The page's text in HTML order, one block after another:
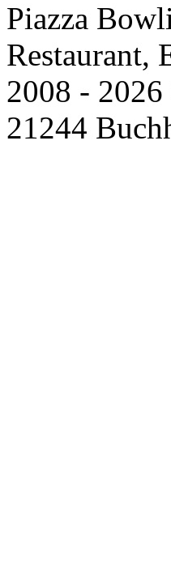
Piazza
Restaurant,
2008 -
21244